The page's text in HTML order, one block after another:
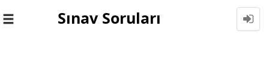
Toggle
Sınav Soruları